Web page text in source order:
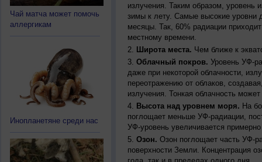
Чай матча может помочь
аллергикам
Инопланетяне среди нас
излучения. Таким образом, уровень
зимы к лету. Самые высокие уровни
месяцы. Так, 60% радиации
местному времени.
Широта места. Чем ближе к
Облачный покров. Уровень УФ-
даже при некоторой облачности,
переотражению от облаков,
излучения. Тонкая облачность
Высота над уровнем моря. На
поглощает меньше УФ-радиации,
УФ-уровень увеличивается
Озон. Озон поглощает часть УФ-
поверхности Земли. Концентрация